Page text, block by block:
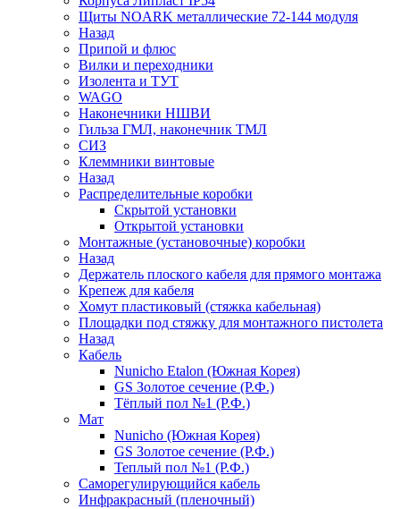
Щиты NOARK металлические 72-144 модуля
Назад
Припой и флюс
Вилки и переходники
Изолента и ТУТ
WAGO
Наконечники НШВИ
Гильза ГМЛ, наконечник ТМЛ
СИЗ
Клеммники винтовые
Назад
Распределительные коробки
Скрытой установки
Открытой установки
Монтажные (установочные) коробки
Назад
Держатель плоского кабеля для прямого монтажа
Крепеж для кабеля
Хомут пластиковый (стяжка кабельная)
Площадки под стяжку для монтажного пистолета
Назад
Кабель
Nunicho Etalon (Южная Корея)
GS Золотое сечение (Р.Ф.)
Тёплый пол №1 (Р.Ф.)
Мат
Nunicho (Южная Корея)
GS Золотое сечение (Р.Ф.)
Теплый пол №1 (Р.Ф.)
Саморегулирующийся кабель
Инфракрасный (пленочный)